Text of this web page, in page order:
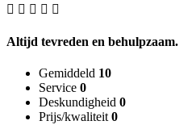
Altijd tevreden en behulpzaam.
Gemiddeld 10
Service 0
Deskundigheid 0
Prijs/kwaliteit 0